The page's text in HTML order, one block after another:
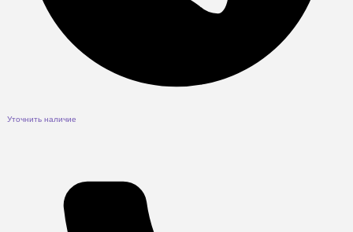
Уточнить наличие